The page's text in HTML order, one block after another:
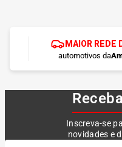
MAIOR REDE
automotivos da
Inscreva-se
novidades e